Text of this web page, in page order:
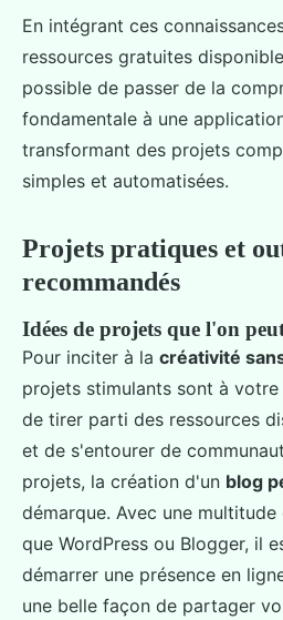
En intégrant ces
ressources gratuites
possible de passer de la
fondamentale à une
transformant des projets
simples et automatisées.
Projets pratiques et
recommandés
Idées de projets que l'on
Pour inciter à la créativité
projets stimulants sont à
de tirer parti des ressources
et de s'entourer de
projets, la création d'un blog
démarque. Avec une
que WordPress ou Blogger, il
démarrer une présence en
une belle façon de partager